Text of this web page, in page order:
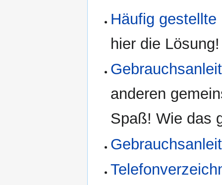
Häufig gestellte
hier die Lösung!
anderen
Spaß! Wie das